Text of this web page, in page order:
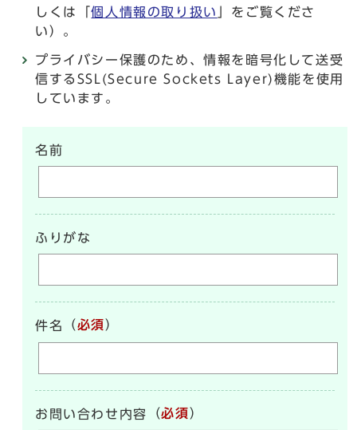
しくは「個人情報の取り扱い
」をご覧くださ
い）。
プライバシー保護のため、情報を暗号化して送受
信するSSL(Secure Sockets Layer)機能を使用
しています。
名前
ふりがな
件名 （必須）
お問い合わせ内容 （必須）